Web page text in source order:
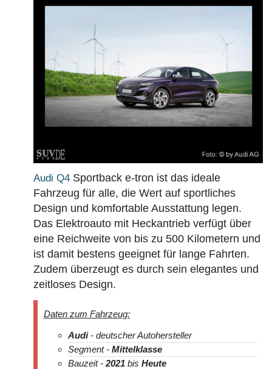
Modelle und Generationen!
LAND
Audi Q4 Sportback e-tron ist das ideale
Fahrzeug für alle, die Wert auf sportliches
Design und komfortable Ausstattung legen.
Das Elektroauto mit Heckantrieb verfügt über
eine Reichweite von bis zu 500 Kilometern und
ist damit bestens geeignet für lange Fahrten.
Zudem überzeugt es durch sein elegantes und
zeitloses Design.
Daten zum Fahrzeug:
Audi- deutscher Autohersteller
Segment - Mittelklasse
Bauzeit - 2021 bis Heute